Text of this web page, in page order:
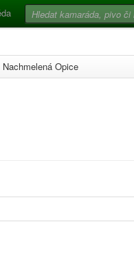
Nachmelená Opice